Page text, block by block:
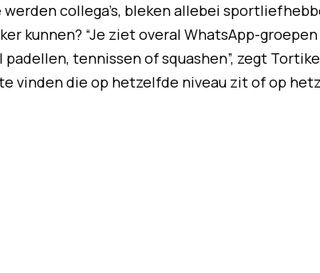
werden collega’s, bleken allebei
kunnen? “Je ziet overal WhatsApp-
tennissen of squashen”, zegt
vinden die op hetzelfde niveau zit of op